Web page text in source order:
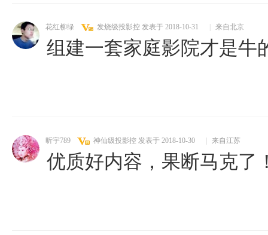
花红柳绿 发烧级投影控 发表于 2018-10-31 来自北京
组建一套家庭影院才是牛
昕宇789 神仙级投影控 发表于 2018-10-30 来自江苏
优质好内容，果断马克了